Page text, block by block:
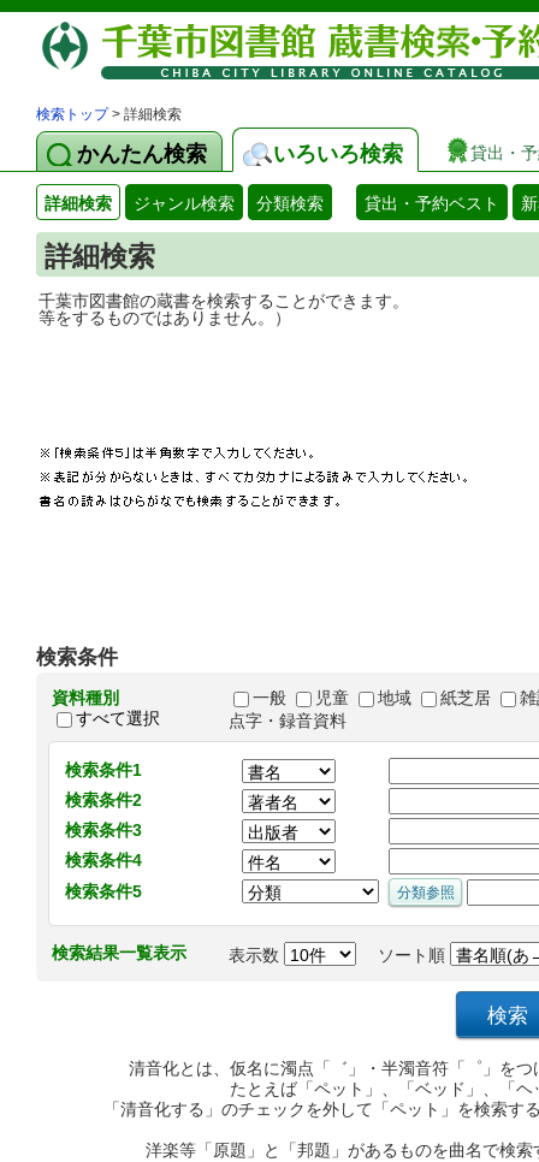
検索トップ> 詳細検索
かんたん検索 いろいろ検索 貸出・
詳細検索 ジャンル検索 分類検索 貸出・予約ベスト
詳細検索
千葉市図書館の蔵書を検索することがで
等をするものではありません。）
検索条件
資料種別
すべて選択
一般 児童 地域 紙芝居
点字・録音資料
検索条件1
検索条件2
検索条件3
検索条件4
検索条件5
検索結果一覧表示 表示数 ソート順
清音化とは、仮名に濁点「゛」・半濁音符「゜」を
たとえば「ペット」、「ベッド」、「
「清音化する」のチェックを外して「ペット」を検索
洋楽等「原題」と「邦題」があるものを曲名で検